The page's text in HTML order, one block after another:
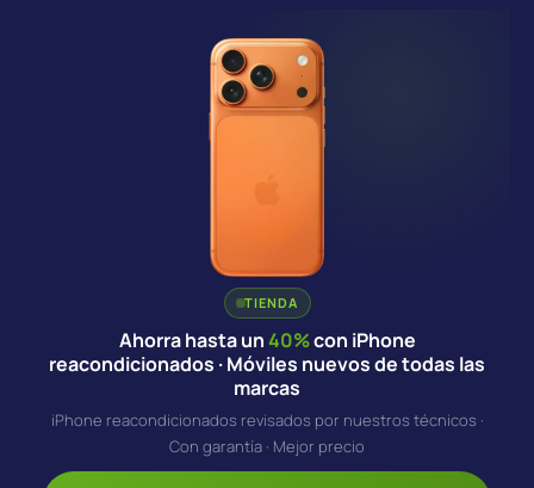
TIENDA
Ahorra hasta un40%con iPhone
reacondicionados · Móviles nuevos de todas las
marcas
iPhone reacondicionados revisados por nuestros técnicos ·
Con garantía · Mejor precio